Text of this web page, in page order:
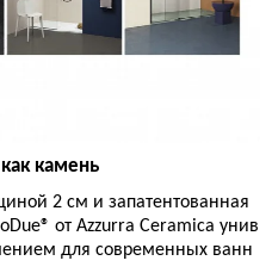
камень
2 см и запатентованная
от Azzurra Ceramica унив
для современных ванн